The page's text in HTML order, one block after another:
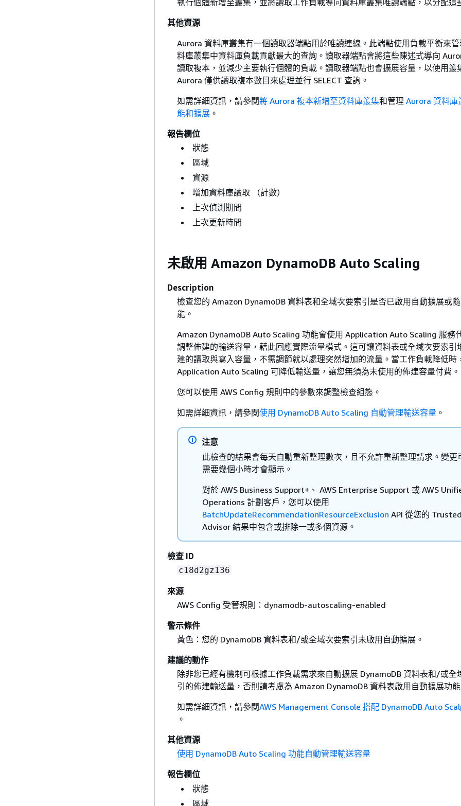
執行個體新增至叢集，並將讀取工作負載導向資料庫叢集唯讀端點，以分配這
其他資源
Aurora 資料庫叢集有一個讀取器端點用於唯讀連線。此端點使用負載平衡來
料庫叢集中資料庫負載貢獻最大的查詢。讀取器端點會將這些陳述式導向
讀取複本，並減少主要執行個體的負載。讀取器端點也會擴展容量，以使用叢
Aurora 僅供讀取複本數目來處理並行 SELECT 查詢。
如需詳細資訊，請參閱將 Aurora 複本新增至資料庫叢集和管理 Aurora 資料庫
能和擴展。
報告欄位
狀態
區域
資源
增加資料庫讀取 （計數）
上次偵測期間
上次更新時間
未啟用 Amazon DynamoDB Auto Scaling
Description
檢查您的 Amazon DynamoDB 資料表和全域次要索引是否已啟用自動擴展或
能。
Amazon DynamoDB Auto Scaling 功能會使用 Application Auto Scaling 服務
調整佈建的輸送容量，藉此回應實際流量模式。這可讓資料表或全域次要索引
建的讀取與寫入容量，不需調節就以處理突然增加的流量。當工作負載降低時
Application Auto Scaling 可降低輸送量，讓您無須為未使用的佈建容量付費。
您可以使用 AWS Config 規則中的參數來調整檢查組態。
如需詳細資訊，請參閱使用 DynamoDB Auto Scaling 自動管理輸送容量。
注意
此檢查的結果會每天自動重新整理數次，且不允許重新整理請求。變更
需要幾個小時才會顯示。
對於 AWS Business Support+、 AWS Enterprise Support 或 AWS
Operations 計劃客戶，您可以使用
BatchUpdateRecommendationResourceExclusion API 從您的
Advisor 結果中包含或排除一或多個資源。
檢查 ID
c18d2gz136
來源
AWS Config 受管規則：dynamodb-autoscaling-enabled
警示條件
黃色：您的 DynamoDB 資料表和/或全域次要索引未啟用自動擴展。
建議的動作
除非您已經有機制可根據工作負載需求來自動擴展 DynamoDB 資料表和/或全
引的佈建輸送量，否則請考慮為 Amazon DynamoDB 資料表啟用自動擴展功
如需詳細資訊，請參閱AWS Management Console 搭配 DynamoDB Auto
。
其他資源
使用 DynamoDB Auto Scaling 功能自動管理輸送容量
報告欄位
狀態
區域